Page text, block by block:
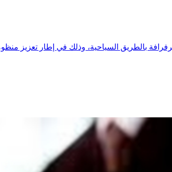
بالطريق السياحية، وذلك في إطار تعزيز